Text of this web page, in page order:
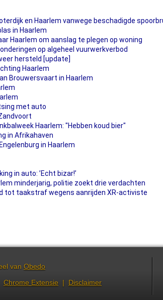
en Haarlem vanwege beschadigde
in Haarlem
Haarlem om aanslag te plegen op woning
op algeheel vuurwerkverbod
hersteld [update]
Haarlem
Brouwersvaart in Haarlem
met auto
Haarlem: "Hebben koud bier"
in Afrikahaven
in Haarlem
in auto: ’Echt bizar!’
minderjarig, politie zoekt drie verdachten
tot taakstraf wegens aanrijden XR-activiste
van Obedo
Chrome Extensie | Disclaimer